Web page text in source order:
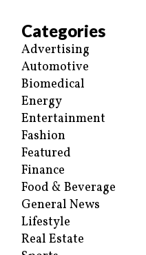
Categories
Advertising
Automotive
Biomedical
Energy
Entertainment
Fashion
Featured
Finance
Food & Beverage
General News
Lifestyle
Real Estate